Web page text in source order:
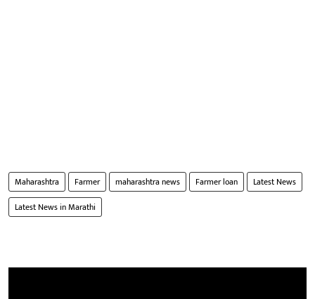
Maharashtra Farmer maharashtra news Farmer loan
Latest News
Latest News in Marathi